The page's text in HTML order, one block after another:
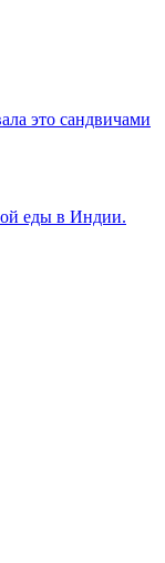
это сандвичами
еды в Индии.